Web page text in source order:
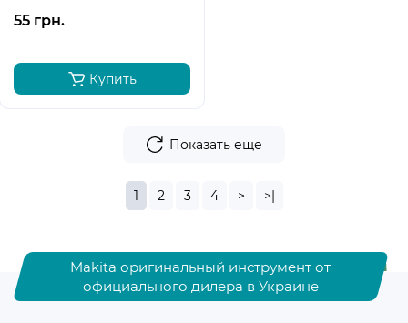
55 грн.
Купить
Показать еще
1 2 3 4 > >|
Makita оригинальный инструмент от
официального дилера в Украине